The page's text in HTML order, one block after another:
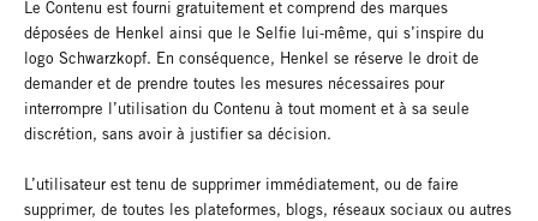
Le Contenu est fourni gratuitement et comprend des marques
déposées de Henkel ainsi que le Selfie lui-même, qui s’inspire du
logo Schwarzkopf. En conséquence, Henkel se réserve le droit de
demander et de prendre toutes les mesures nécessaires pour
interrompre l’utilisation du Contenu à tout moment et à sa seule
discrétion, sans avoir à justifier sa décision.
L’utilisateur est tenu de supprimer immédiatement, ou de faire
supprimer, de toutes les plateformes, blogs, réseaux sociaux ou autres